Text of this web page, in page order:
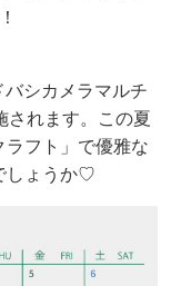
シカメラマルチ
されます。この夏
ラフト」で優雅な
しょうか♡